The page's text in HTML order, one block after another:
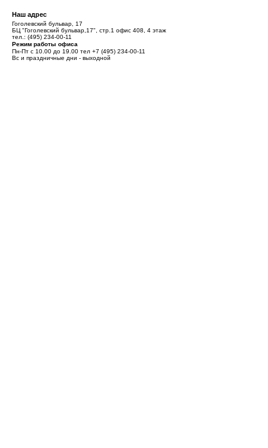
Наш адрес
Гоголевский бульвар, 17
БЦ "Гоголевский бульвар,17", стр.1 офис 408, 4 этаж
тел.: (495) 234-00-11
Режим работы офиса
Пн-Пт с 10.00 до 19.00 тел +7 (495) 234-00-11
Вс и праздничные дни - выходной